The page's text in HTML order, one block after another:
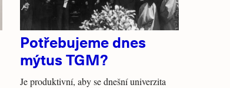
Potřebujeme dnes
mýtus TGM?
Je produktivní, aby se dnešní univerzita